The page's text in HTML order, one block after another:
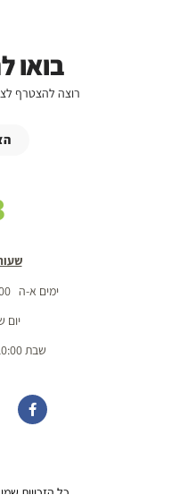
בואו
רוצה להצטרף
ימים א-ה 08:00-14:00 / 18:00-20:00
יום שישי
שבת 08:00-10:00 / 18:00-20:00
כל הזכויות